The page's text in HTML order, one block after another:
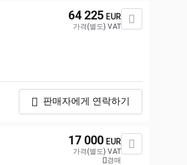
64 225 EUR
가격(별도) VAT
판매자에게 연락하기
17 000 EUR
가격(별도) VAT
경매